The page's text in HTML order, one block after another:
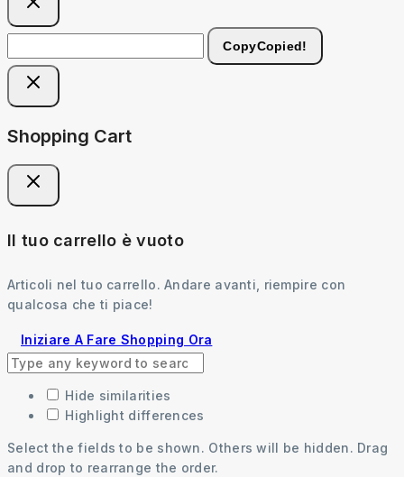
CopyCopied!
Shopping Cart
Il tuo carrello è vuoto
Articoli nel tuo carrello. Andare avanti, riempire con
qualcosa che ti piace!
Iniziare A Fare Shopping Ora
Hide similarities
Highlight differences
Select the fields to be shown. Others will be hidden. Drag
and drop to rearrange the order.